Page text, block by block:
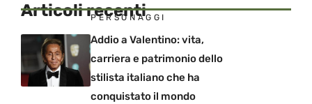
Articoli recenti
PERSONAGGI
Addio a Valentino: vita,
carriera e patrimonio dello
stilista italiano che ha
conquistato il mondo